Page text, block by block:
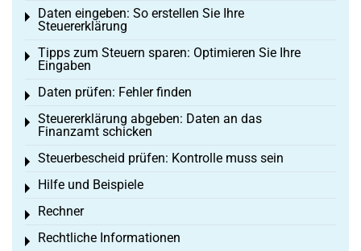
Daten eingeben: So erstellen Sie Ihre
Steuererklärung
Toggle menu
Tipps zum Steuern sparen: Optimieren Sie Ihre
Eingaben
Toggle menu
Daten prüfen: Fehler finden
Toggle menu
Steuererklärung abgeben: Daten an das
Finanzamt schicken
Toggle menu
Steuerbescheid prüfen: Kontrolle muss sein
Toggle menu
Hilfe und Beispiele
Toggle menu
Rechner
Toggle menu
Rechtliche Informationen
Toggle menu